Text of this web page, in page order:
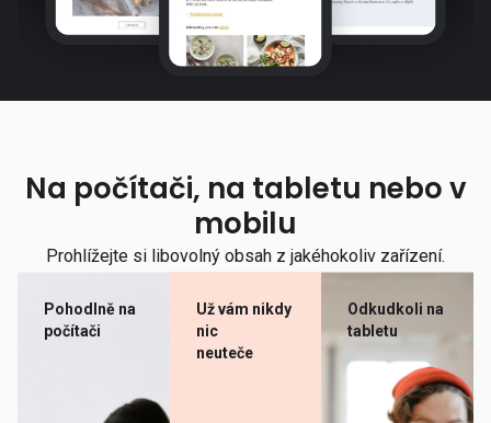
Na počítači, na tabletu nebo v
mobilu
Prohlížejte si libovolný obsah z jakéhokoliv zařízení.
Pohodlně na
počítači
Už vám nikdy
nic
neuteče
Odkudkoli na
tabletu